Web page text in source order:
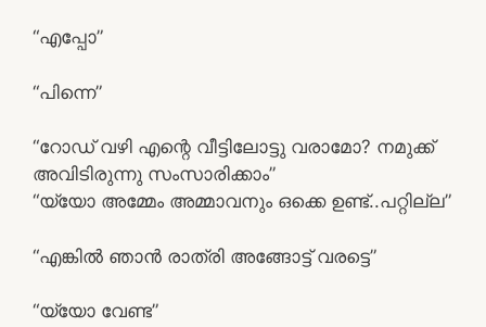
“എപ്പോ”
“പിന്നെ”
“റോഡ്‌ വഴി എന്റെ വീട്ടിലോട്ടു വരാമോ? നമുക്ക്
അവിടിരുന്നു സംസാരിക്കാം”
“യ്യോ അമ്മേം അമ്മാവനും ഒക്കെ ഉണ്ട്..പറ്റില്ല”
“എങ്കില്‍ ഞാന്‍ രാത്രി അങ്ങോട്ട്‌ വരട്ടെ”
“യ്യോ വേണ്ട”